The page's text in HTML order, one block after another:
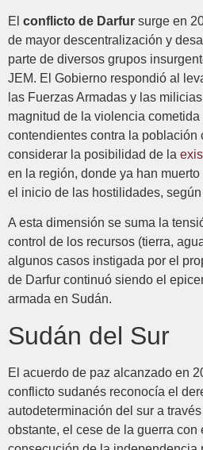
El conflicto de Darfur surge en
de mayor descentralización y
parte de diversos grupos
JEM. El Gobierno respondió al
las Fuerzas Armadas y las
magnitud de la violencia
contendientes contra la población
considerar la posibilidad de la
en la región, donde ya han
el inicio de las hostilidades, según
A esta dimensión se suma la
control de los recursos (tierra,
algunos casos instigada por el
de Darfur continuó siendo el
armada en Sudán.
Sudán del Sur
El acuerdo de paz alcanzado en
conflicto sudanés reconocía el
autodeterminación del sur a
obstante, el cese de la guerra con